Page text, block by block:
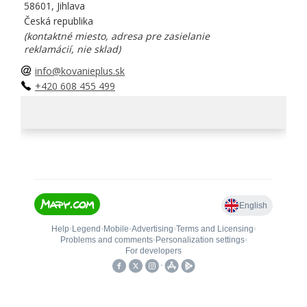
58601, Jihlava
Česká republika
(kontaktné miesto, adresa pre zasielanie
reklamácií, nie sklad)
info@kovanieplus.sk
+420 608 455 499